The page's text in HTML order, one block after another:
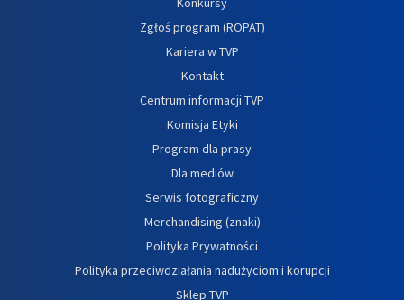
Zgłoś program (ROPAT)
Kariera w TVP
Kontakt
Centrum informacji TVP
Komisja Etyki
Program dla prasy
Dla mediów
Serwis fotograficzny
Merchandising (znaki)
Polityka Prywatności
Polityka przeciwdziałania nadużyciom i korupcji
Sklep TVP